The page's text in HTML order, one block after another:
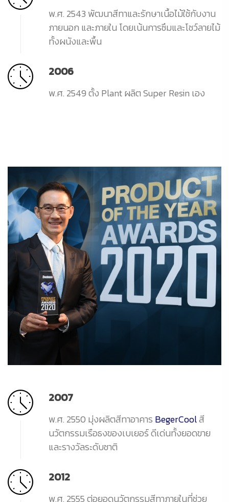
พ.ศ. 2543 พัฒนาสีทาและรักษาเนื้อไม้ใช้กับงาน
ภายนอก และภายใน โดยเน้นการซึมและโชว์ลายไม้
ทั้งผนังและพื้น
2006
พ.ศ. 2549 ตั้ง Plant ผลิต Super Resin เอง
2007
พ.ศ. 2550 มุ่งผลิตสีทาอาคาร BegerCoolสี
นวัตกรรมเรือธงของเบเยอร์ ดีเด่นทั้งยอดขาย
และรางวัลระดับชาติ
2012
พ.ศ. 2555 ต่อยอดนวัตกรรมสีทาภายในที่ช่วย